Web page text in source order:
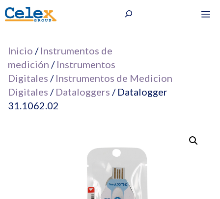
Saltar
al
Buscar
Inicio / Instrumentos de
medición / Instrumentos
Digitales / Instrumentos de Medicion
Digitales / Dataloggers / Datalogger
31.1062.02